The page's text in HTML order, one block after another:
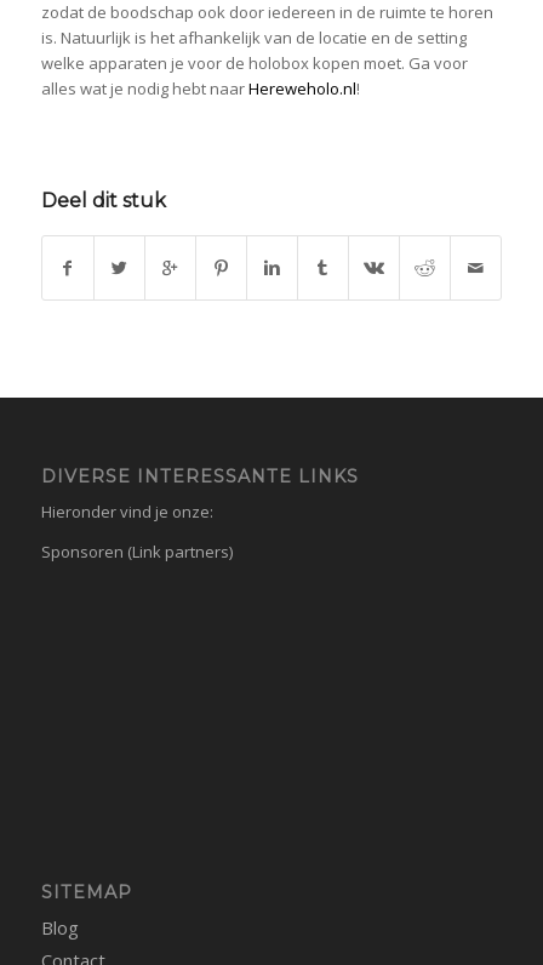
zodat de boodschap ook door iedereen in de ruimte te horen
is. Natuurlijk is het afhankelijk van de locatie en de setting
welke apparaten je voor de holobox kopen moet. Ga voor
alles wat je nodig hebt naarHereweholo.nl!
Deel dit stuk
DIVERSE INTERESSANTE LINKS
Hieronder vind je onze:
Sponsoren (Link partners)
SITEMAP
Blog
Contact